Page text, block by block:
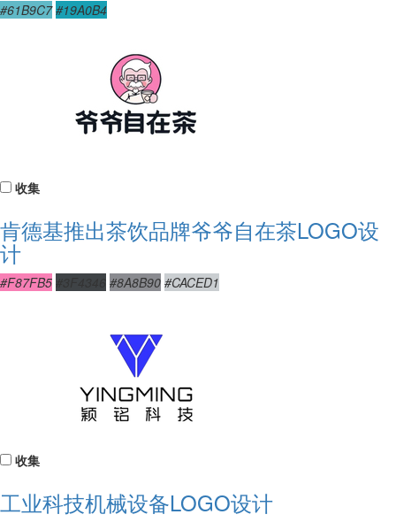
#61B9C7 #19A0B4
收集
肯德基推出茶饮品牌爷爷自在茶LOGO设
计
#F87FB5 #8A8B90 #CACED1
收集
工业科技机械设备LOGO设计